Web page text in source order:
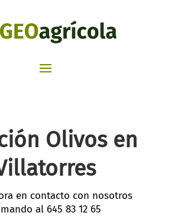
Olivos en
en contacto con nosotros
al 645 83 12 65